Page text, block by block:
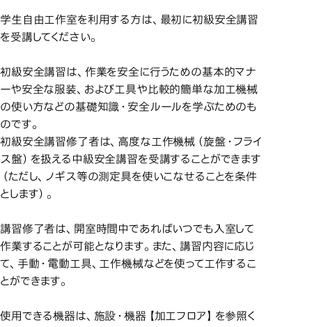
利用の条件＝安全講習受講
学生自由工作室を利用する方は、最初に初級安全講習
を受講してください。
初級安全講習は、作業を安全に行うための基本的マナ
ーや安全な服装、および工具や比較的簡単な加工機械
の使い方などの基礎知識・安全ルールを学ぶためのも
のです。
初級安全講習修了者は、高度な工作機械（旋盤・フライ
ス盤）を扱える中級安全講習を受講することができます
（ただし、ノギス等の測定具を使いこなせることを条件
とします）。
講習修了者は、開室時間中であればいつでも入室して
作業することが可能となります。また、講習内容に応じ
て、手動・電動工具、工作機械などを使って工作するこ
とができます。
使用できる機器は、施設・機器【加工フロア】を参照く